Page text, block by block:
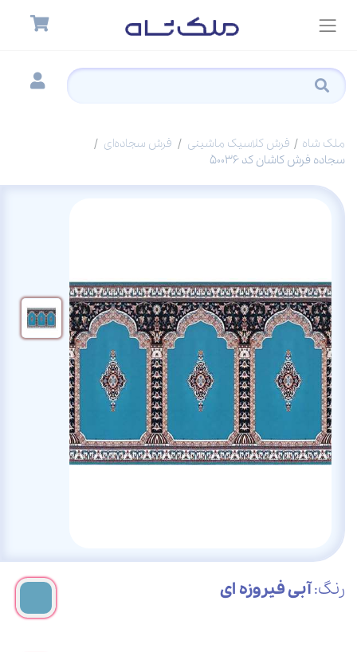
ملک شاه فرش کلاسیک ماشینی
فرش سجاده‌ای
سجاده فرش کاشان کد 50036
رنگ:آبی فیروزه ای